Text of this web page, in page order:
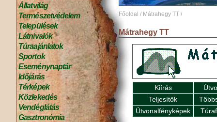
Állatvilág
Természetvédelem
Települések
Látnivalók
Túraajánlatok
Sportok
Eseménynaptár
Időjárás
Térképek
Közlekedés
Vendéglátás
Gasztronómia
Főoldal / Mátrahegy TT /
Mátrahegy TT
Kiírás
Teljesítők
Útvonalfényképek